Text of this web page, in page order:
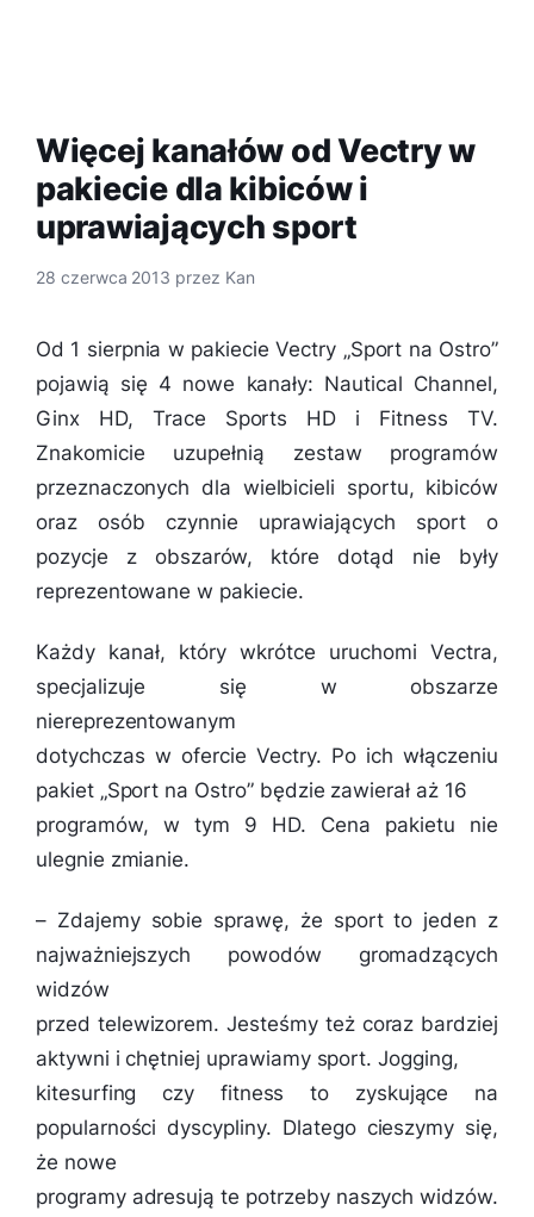
Więcej kanałów od Vectry w
pakiecie dla kibiców i
uprawiających sport
28 czerwca 2013 przez Kan
Od 1 sierpnia w pakiecie Vectry „Sport na Ostro”
pojawią się 4 nowe kanały: Nautical Channel,
Ginx HD, Trace Sports HD i Fitness TV.
Znakomicie uzupełnią zestaw programów
przeznaczonych dla wielbicieli sportu, kibiców
oraz osób czynnie uprawiających sport o
pozycje z obszarów, które dotąd nie były
reprezentowane w pakiecie.
Każdy kanał, który wkrótce uruchomi Vectra,
specjalizuje się w obszarze
niereprezentowanym
dotychczas w ofercie Vectry. Po ich włączeniu
pakiet „Sport na Ostro” będzie zawierał aż 16
programów, w tym 9 HD. Cena pakietu nie
ulegnie zmianie.
– Zdajemy sobie sprawę, że sport to jeden z
najważniejszych powodów gromadzących
widzów
przed telewizorem. Jesteśmy też coraz bardziej
aktywni i chętniej uprawiamy sport. Jogging,
kitesurfing czy fitness to zyskujące na
popularności dyscypliny. Dlatego cieszymy się,
że nowe
programy adresują te potrzeby naszych widzów.